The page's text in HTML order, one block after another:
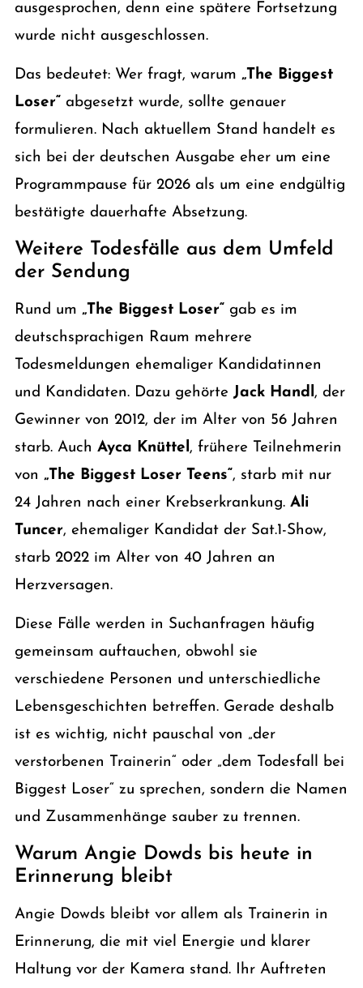
ausgesprochen, denn eine spätere Fortsetzung
wurde nicht ausgeschlossen.
Das bedeutet: Wer fragt, warum „The Biggest
Loser“ abgesetzt wurde, sollte genauer
formulieren. Nach aktuellem Stand handelt es
sich bei der deutschen Ausgabe eher um eine
Programmpause für 2026 als um eine endgültig
bestätigte dauerhafte Absetzung.
Weitere Todesfälle aus dem Umfeld
der Sendung
Rund um „The Biggest Loser“ gab es im
deutschsprachigen Raum mehrere
Todesmeldungen ehemaliger Kandidatinnen
und Kandidaten. Dazu gehörte Jack Handl , der
Gewinner von 2012, der im Alter von 56 Jahren
starb. Auch Ayca Knüttel , frühere Teilnehmerin
von „The Biggest Loser Teens“, starb mit nur
24 Jahren nach einer Krebserkrankung. Ali
Tuncer, ehemaliger Kandidat der Sat.1-Show,
starb 2022 im Alter von 40 Jahren an
Herzversagen.
Diese Fälle werden in Suchanfragen häufig
gemeinsam auftauchen, obwohl sie
verschiedene Personen und unterschiedliche
Lebensgeschichten betreffen. Gerade deshalb
ist es wichtig, nicht pauschal von „der
verstorbenen Trainerin“ oder „dem Todesfall bei
Biggest Loser“ zu sprechen, sondern die Namen
und Zusammenhänge sauber zu trennen.
Warum Angie Dowds bis heute in
Erinnerung bleibt
Angie Dowds bleibt vor allem als Trainerin in
Erinnerung, die mit viel Energie und klarer
Haltung vor der Kamera stand. Ihr Auftreten